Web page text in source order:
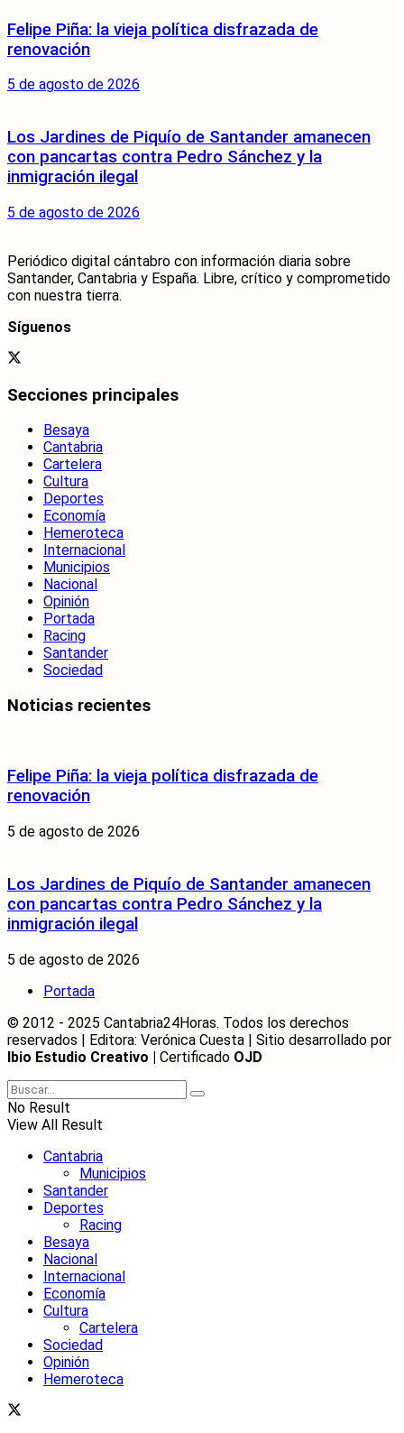
Felipe Piña: la vieja política disfrazada de
renovación
5 de agosto de 2026
Los Jardines de Piquío de Santander amanecen
con pancartas contra Pedro Sánchez y la
inmigración ilegal
5 de agosto de 2026
Periódico digital cántabro con información diaria sobre
Santander, Cantabria y España. Libre, crítico y comprometido
con nuestra tierra.
Síguenos
Secciones principales
Besaya
Cantabria
Cartelera
Cultura
Deportes
Economía
Hemeroteca
Internacional
Municipios
Nacional
Opinión
Portada
Racing
Santander
Sociedad
Noticias recientes
Felipe Piña: la vieja política disfrazada de
renovación
5 de agosto de 2026
Los Jardines de Piquío de Santander amanecen
con pancartas contra Pedro Sánchez y la
inmigración ilegal
5 de agosto de 2026
Portada
© 2012 - 2025 Cantabria24Horas. Todos los derechos
reservados | Editora: Verónica Cuesta | Sitio desarrollado por
Ibio Estudio Creativo | Certificado OJD
No Result
View All Result
Cantabria
Municipios
Santander
Deportes
Racing
Besaya
Nacional
Internacional
Economía
Cultura
Cartelera
Sociedad
Opinión
Hemeroteca